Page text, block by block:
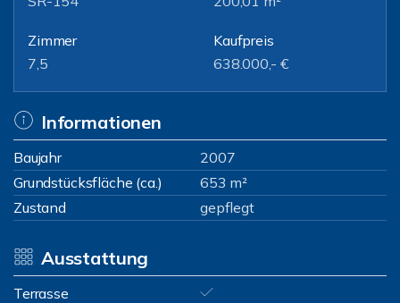
Zimmer
7,5
Kaufpreis
638.000,- €
Informationen
Baujahr
2007
Grundstücksfläche (ca.)
653 m²
Zustand
gepflegt
Ausstattung
Terrasse